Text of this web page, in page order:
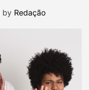
by Redação